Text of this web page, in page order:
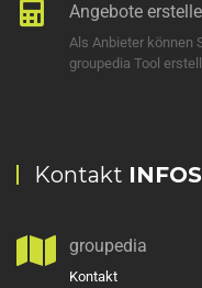
Angebote
Als Anbieter können
groupedia Tool
Kontakt INFOS
groupedia
Kontakt